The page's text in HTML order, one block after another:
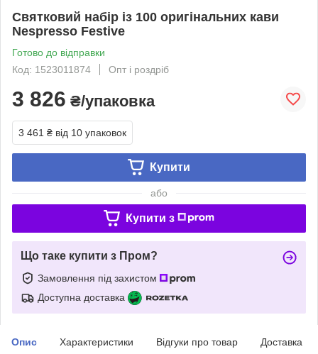
Святковий набір із 100 оригінальних кави
Nespresso Festive
Готово до відправки
Код: 1523011874
Опт і роздріб
3 826 ₴/упаковка
3 461 ₴ від 10 упаковок
Купити
або
Купити з
Що таке купити з Пром?
Замовлення під захистом
Доступна доставка
Опис Характеристики Відгуки про товар Доставка